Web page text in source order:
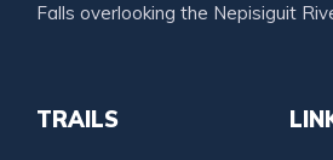
Falls overlooking the Nepisiguit
TRAILS